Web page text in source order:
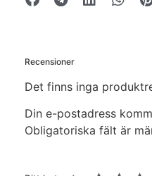
Recensioner
Det finns inga
Din e-postadress
Obligatoriska fält är